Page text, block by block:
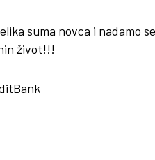
suma novca i nadamo
život!!!